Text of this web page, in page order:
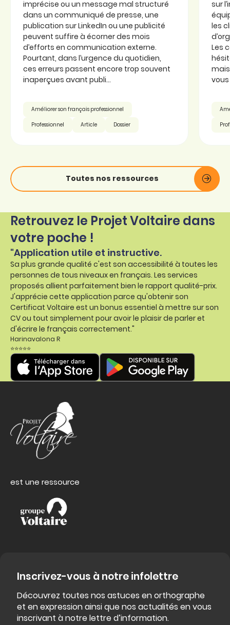
imprécise ou un message mal structuré
dans un communiqué de presse, une
publication sur LinkedIn ou une publicité
peuvent suffire à écorner des mois
d’efforts en communication externe.
Pourtant, dans l’urgence du quotidien,
ces erreurs passent encore trop souvent
inaperçues avant publi...
Améliorer son français professionnel
Professionnel
Article Dossier
sur
les
Les
Toutes nos ressources
Retrouvez le Projet Voltaire dans
votre poche !
"Application utile et instructive.
Sa plus grande qualité c'est son accessibilité à toutes les
personnes de tous niveaux en français. Les services
proposés allient parfaitement bien le rapport qualité-prix.
J'apprécie cette application parce qu'obtenir son
Certificat Voltaire est un bonus essentiel à mettre sur son
CV ou tout simplement pour avoir le plaisir de parler et
d'écrire le français correctement."
Harinavalona R
⭐⭐⭐⭐⭐
est une ressource
Inscrivez-vous à notre infolettre
Découvrez toutes nos astuces en orthographe
et en expression ainsi que nos actualités en vous
inscrivant à notre lettre d’information.